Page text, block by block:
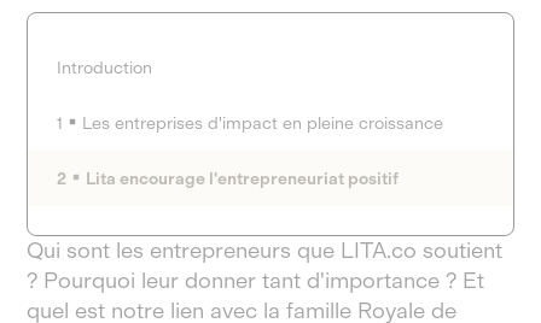
Introduction
1 Les entreprises d'impact en pleine croissance
2 Lita encourage l'entrepreneuriat positif
Qui sont les entrepreneurs que LITA.co soutient
? Pourquoi leur donner tant d'importance ? Et
quel est notre lien avec la famille Royale de